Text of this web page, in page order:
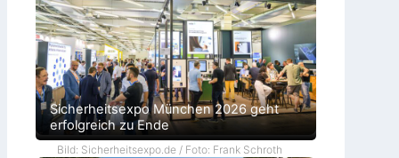
Sicherheitsexpo München 2026 geht
erfolgreich zu Ende
Bild: Sicherheitsexpo.de / Foto: Frank Schroth